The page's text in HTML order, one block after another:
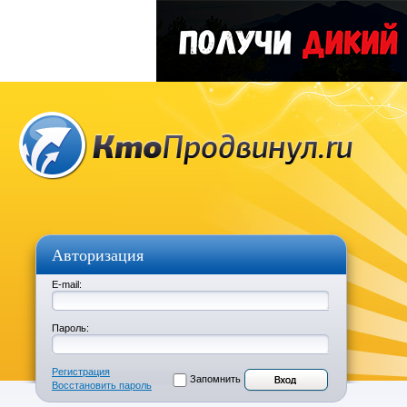
Авторизация
E-mail:
Пароль:
Регистрация
Восстановить пароль
Запомнить